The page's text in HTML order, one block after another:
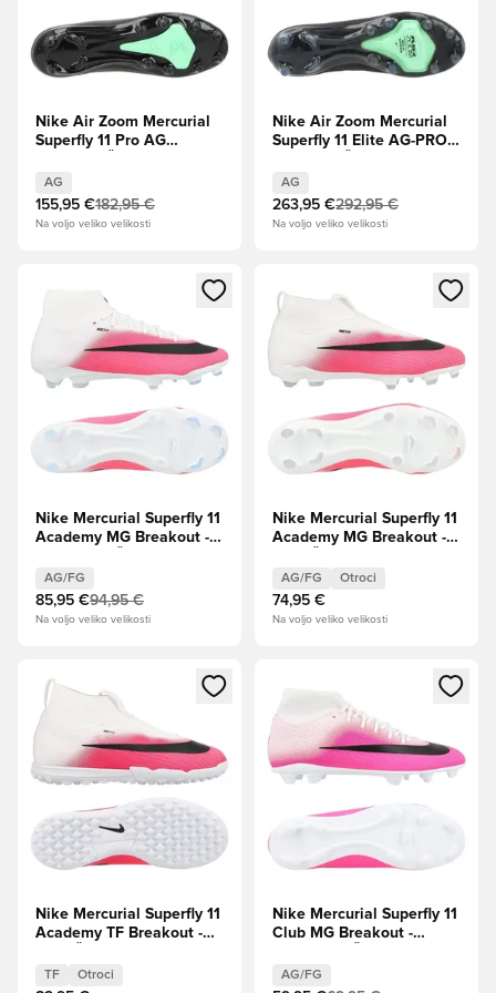
Nike Air Zoom Mercurial
Superfly 11 Pro AG
Green
AG
155,95 €182,95 €
Na voljo veliko velikosti
Nike Air Zoom Mercurial
Superfly 11 Elite AG-PRO
Green
AG
263,95 €292,95 €
Na voljo veliko velikosti
Odpre Modal za prijavo ali vpis kot član
Nike Mercurial Superfly 11
Academy MG Breakout -
AG/FG
85,95 €94,95 €
Na voljo veliko velikosti
Odpre Modal za prijavo ali
Nike Mercurial Superfly 11
Academy MG Breakout -
Otroci
AG/FG Otroci
74,95 €
Na voljo veliko velikosti
Odpre Modal za prijavo ali vpis kot član
Nike Mercurial Superfly 11
Academy TF Breakout -
Otroci
TF Otroci
Odpre Modal za prijavo ali
Nike Mercurial Superfly 11
Club MG Breakout -
AG/FG